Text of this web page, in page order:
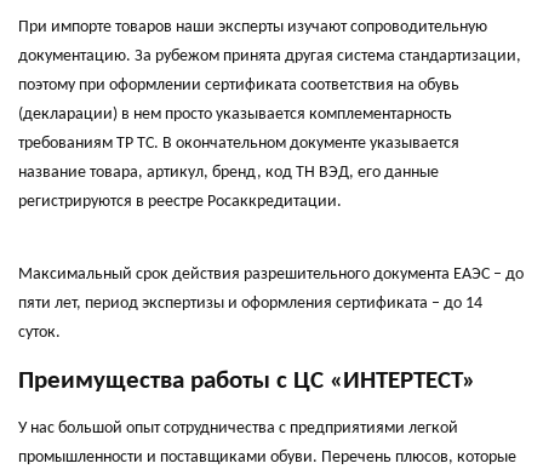
При импорте товаров наши эксперты изучают сопроводительную
документацию. За рубежом принята другая система стандартизации,
поэтому при оформлении сертификата соответствия на обувь
(декларации) в нем просто указывается комплементарность
требованиям ТР ТС. В окончательном документе указывается
название товара, артикул, бренд, код ТН ВЭД, его данные
регистрируются в реестре Росаккредитации.
Максимальный срок действия разрешительного документа ЕАЭС – до
пяти лет, период экспертизы и оформления сертификата – до 14
суток.
Преимущества работы с ЦС «ИНТЕРТЕСТ»
У нас большой опыт сотрудничества с предприятиями легкой
промышленности и поставщиками обуви. Перечень плюсов, которые